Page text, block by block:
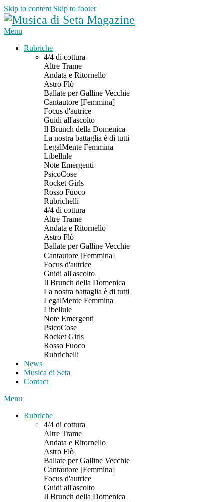
Skip to content Skip to footer
Menu
Rubriche
4/4 di cottura
Altre Trame
Andata e Ritornello
Astro Flò
Ballate per Galline Vecchie
Cantautore [Femmina]
Focus d'autrice
Guidi all'ascolto
Il Brunch della Domenica
La nostra battaglia è di tutti
LegalMente Femmina
Libellule
Note Emergenti
PsicoCose
Rocket Girls
Rosso Fuoco
Rubrichelli
4/4 di cottura
Altre Trame
Andata e Ritornello
Astro Flò
Ballate per Galline Vecchie
Cantautore [Femmina]
Focus d'autrice
Guidi all'ascolto
Il Brunch della Domenica
La nostra battaglia è di tutti
LegalMente Femmina
Libellule
Note Emergenti
PsicoCose
Rocket Girls
Rosso Fuoco
Rubrichelli
News
Musica di Seta
Contact
Menu
Rubriche
4/4 di cottura
Altre Trame
Andata e Ritornello
Astro Flò
Ballate per Galline Vecchie
Cantautore [Femmina]
Focus d'autrice
Guidi all'ascolto
Il Brunch della Domenica